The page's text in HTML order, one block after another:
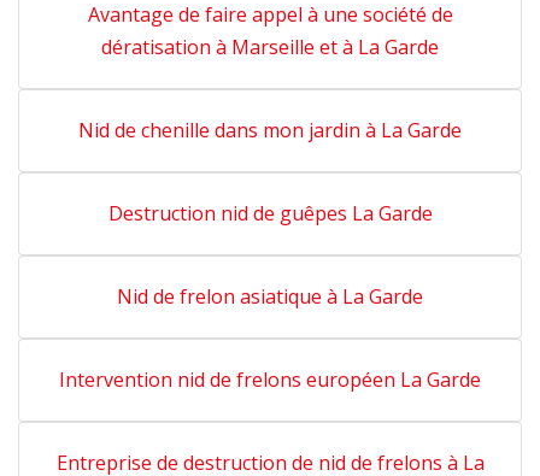
Avantage de faire appel à une société de
dératisation à Marseille et à La Garde
Nid de chenille dans mon jardin à La Garde
Destruction nid de guêpes La Garde
Nid de frelon asiatique à La Garde
Intervention nid de frelons européen La Garde
Entreprise de destruction de nid de frelons à La